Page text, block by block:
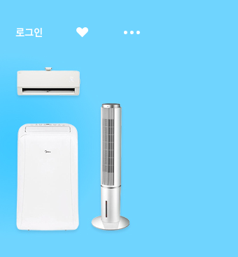
로그인 보